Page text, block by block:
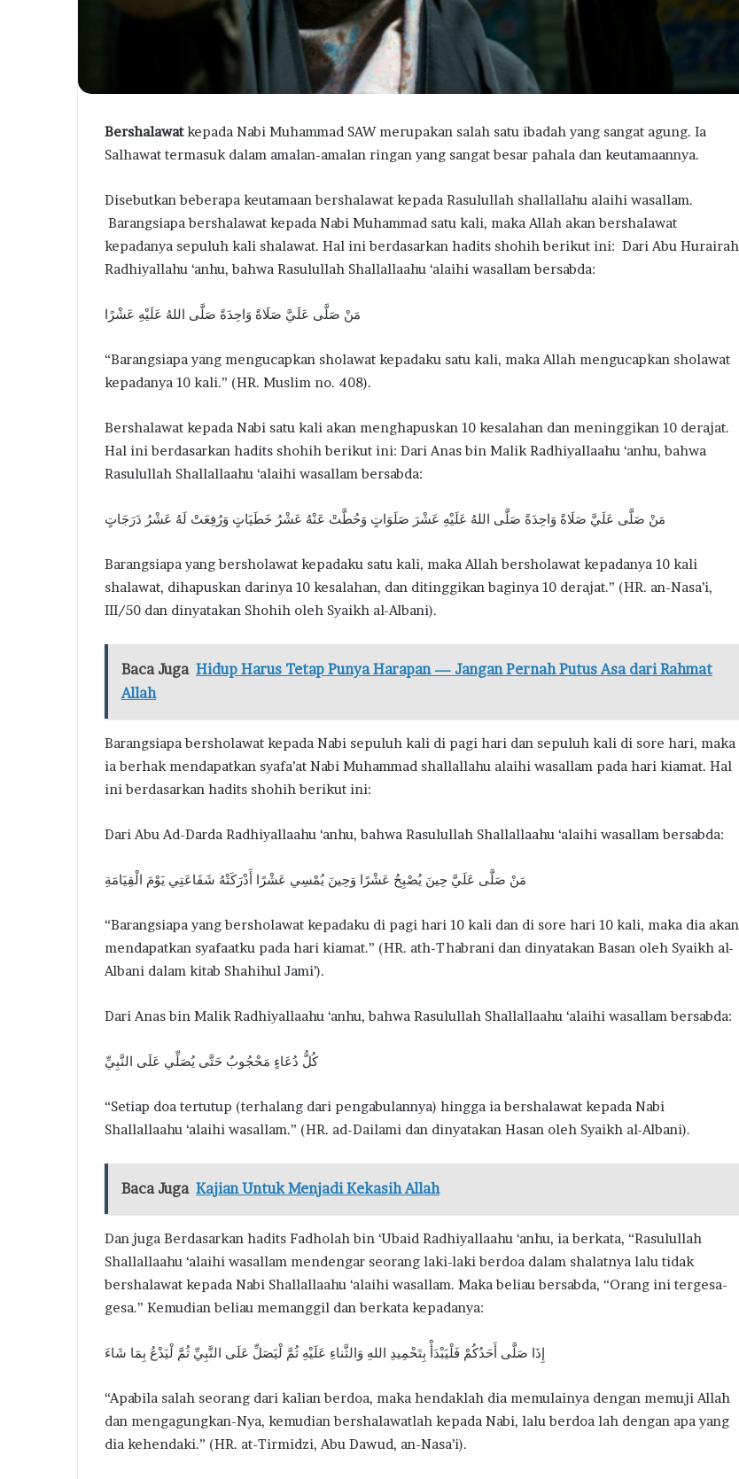
Bershalawatkepada Nabi Muhammad SAW merupakan salah satu ibadah yang sangat agung. Ia
Salhawat termasuk dalam amalan-amalan ringan yang sangat besar pahala dan keutamaannya.
Disebutkan beberapa keutamaan bershalawat kepada Rasulullah shallallahu alaihi wasallam.
Barangsiapa bershalawat kepada Nabi Muhammad satu kali, maka Allah akan bershalawat
kepadanya sepuluh kali shalawat. Hal ini berdasarkan hadits shohih berikut ini: Dari Abu Hurairah
Radhiyallahu ‘anhu, bahwa Rasulullah Shallallaahu ‘alaihi wasallam bersabda:
مَنْ صَلَّى عَلَيَّ صَلَاةً وَاحِدَةً صَلَّى اللهُ عَلَيْهِ عَشْرًا
“Barangsiapa yang mengucapkan sholawat kepadaku satu kali, maka Allah mengucapkan sholawat
kepadanya 10 kali.” (HR. Muslim no. 408).
Bershalawat kepada Nabi satu kali akan menghapuskan 10 kesalahan dan meninggikan 10 derajat.
Hal ini berdasarkan hadits shohih berikut ini: Dari Anas bin Malik Radhiyallaahu ‘anhu, bahwa
Rasulullah Shallallaahu ‘alaihi wasallam bersabda:
مَنْ صَلَّى عَلَيَّ صَلَاةً وَاحِدَةً صَلَّى اللهُ عَلَيْهِ عَشْرَ صَلَوَاتٍ وَحُطَّتْ عَنْهُ عَشْرُ خَطَيَاتٍ وَرُفِعَتْ لَهُ عَشْرُ دَرَجَاتٍ
Barangsiapa yang bersholawat kepadaku satu kali, maka Allah bersholawat kepadanya 10 kali
shalawat, dihapuskan darinya 10 kesalahan, dan ditinggikan baginya 10 derajat.” (HR. an-Nasa’i,
III/50 dan dinyatakan Shohih oleh Syaikh al-Albani).
Baca Juga Hidup Harus Tetap Punya Harapan — Jangan Pernah Putus Asa dari Rahmat
Allah
Barangsiapa bersholawat kepada Nabi sepuluh kali di pagi hari dan sepuluh kali di sore hari, maka
ia berhak mendapatkan syafa’at Nabi Muhammad shallallahu alaihi wasallam pada hari kiamat. Hal
ini berdasarkan hadits shohih berikut ini:
Dari Abu Ad-Darda Radhiyallaahu ‘anhu, bahwa Rasulullah Shallallaahu ‘alaihi wasallam bersabda:
مَنْ صَلَّى عَلَيَّ حِينَ يُصْبِحُ عَشْرًا وَحِينَ يُمْسِي عَشْرًا أَدْرَكَتْهُ شَفَاعَتِي يَوْمَ الْقِيَامَةِ
“Barangsiapa yang bersholawat kepadaku di pagi hari 10 kali dan di sore hari 10 kali, maka dia akan
mendapatkan syafaatku pada hari kiamat.” (HR. ath-Thabrani dan dinyatakan Basan oleh Syaikh al-
Albani dalam kitab Shahihul Jami’).
Dari Anas bin Malik Radhiyallaahu ‘anhu, bahwa Rasulullah Shallallaahu ‘alaihi wasallam bersabda:
كُلُّ دُعَاءٍ مَحْجُوبٌ حَتَّى يُصَلِّي عَلَى النَّبِيِّ
“Setiap doa tertutup (terhalang dari pengabulannya) hingga ia bershalawat kepada Nabi
Shallallaahu ‘alaihi wasallam.” (HR. ad-Dailami dan dinyatakan Hasan oleh Syaikh al-Albani).
Baca Juga Kajian Untuk Menjadi Kekasih Allah
Dan juga Berdasarkan hadits Fadholah bin ‘Ubaid Radhiyallaahu ‘anhu, ia berkata, “Rasulullah
Shallallaahu ‘alaihi wasallam mendengar seorang laki-laki berdoa dalam shalatnya lalu tidak
bershalawat kepada Nabi Shallallaahu ‘alaihi wasallam. Maka beliau bersabda, “Orang ini tergesa-
gesa.” Kemudian beliau memanggil dan berkata kepadanya:
إِذَا صَلَّى أَحَدُكُمْ فَلْيَبْدَأْ بِتَحْمِيدِ اللهِ وَالثَّناءِ عَلَيْهِ ثُمَّ لْيَصَلِّ عَلَى النَّبِيِّ ثُمَّ لْيَدْعُ بِمَا شَاءَ
“Apabila salah seorang dari kalian berdoa, maka hendaklah dia memulainya dengan memuji Allah
dan mengagungkan-Nya, kemudian bershalawatlah kepada Nabi, lalu berdoa lah dengan apa yang
dia kehendaki.” (HR. at-Tirmidzi, Abu Dawud, an-Nasa’i).